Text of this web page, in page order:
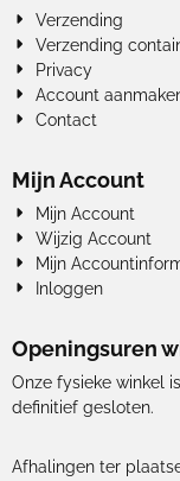
Verzending
Verzending
Privacy
Account
Contact
Mijn Account
Mijn Account
Wijzig Account
Mijn
Inloggen
Openingsuren
Onze fysieke winkel is
definitief gesloten.
Afhalingen ter